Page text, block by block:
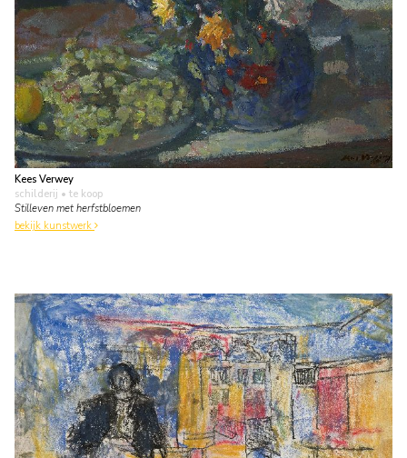
Kees Verwey
schilderij • te koop
Stilleven met herfstbloemen
bekijk kunstwerk